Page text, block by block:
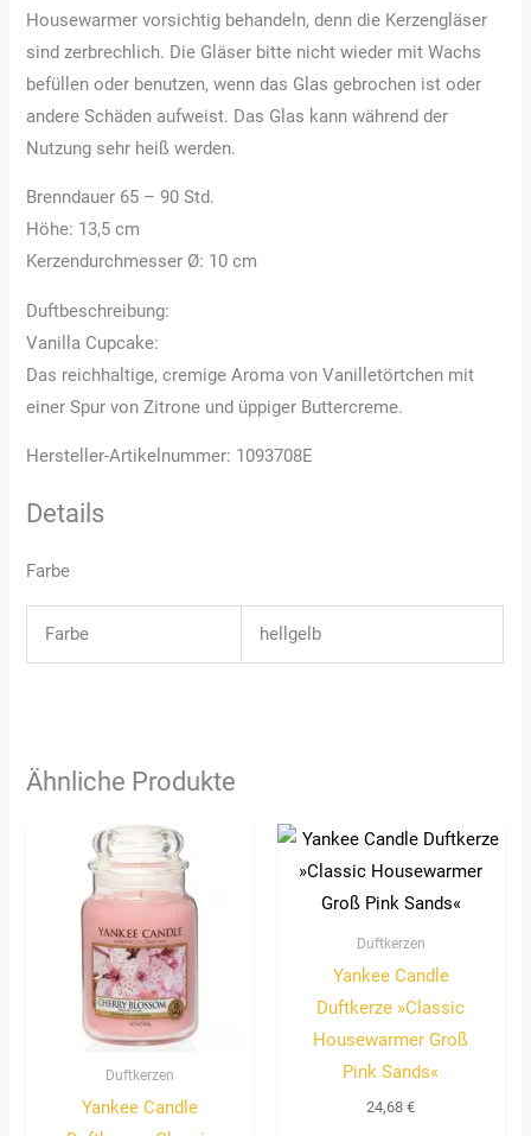
Housewarmer vorsichtig behandeln, denn die Kerzengläser
sind zerbrechlich. Die Gläser bitte nicht wieder mit Wachs
befüllen oder benutzen, wenn das Glas gebrochen ist oder
andere Schäden aufweist. Das Glas kann während der
Nutzung sehr heiß werden.
Brenndauer 65 – 90 Std.
Höhe: 13,5 cm
Kerzendurchmesser Ø: 10 cm
Duftbeschreibung:
Vanilla Cupcake:
Das reichhaltige, cremige Aroma von Vanilletörtchen mit
einer Spur von Zitrone und üppiger Buttercreme.
Hersteller-Artikelnummer: 1093708E
Details
Farbe
Farbe hellgelb
Ähnliche Produkte
Duftkerzen
Yankee Candle
Duftkerzen
Yankee Candle
Duftkerze »Classic
Housewarmer Groß
Pink Sands«
24,68€